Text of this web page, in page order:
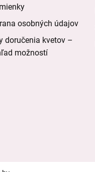
osobných údajov
doručenia kvetov –
možností